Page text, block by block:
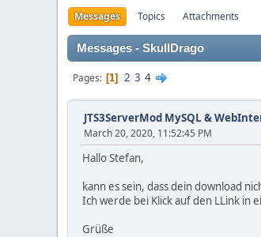
Messages Topics Attachments
Messages - SkullDrago
Pages 1 2 3 4
JTS3ServerMod MySQL &
March 20, 2020, 11:52:45 PM
Hallo Stefan,
kann es sein, dass dein download
Ich werde bei Klick auf den LLink in
Grüße